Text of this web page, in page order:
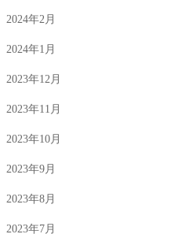
2024年2月
2024年1月
2023年12月
2023年11月
2023年10月
2023年9月
2023年8月
2023年7月